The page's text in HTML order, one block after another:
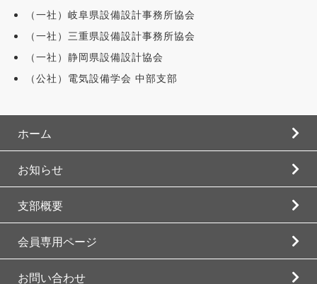
（一社）岐阜県設備設計事務所協会
（一社）三重県設備設計事務所協会
（一社）静岡県設備設計協会
（公社）電気設備学会 中部支部
ホーム
お知らせ
支部概要
会員専用ページ
お問い合わせ